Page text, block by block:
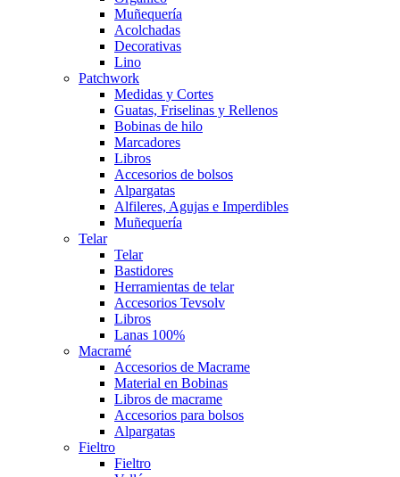
Muñequería
Acolchadas
Decorativas
Lino
Patchwork
Medidas y Cortes
Guatas, Friselinas y Rellenos
Bobinas de hilo
Marcadores
Libros
Accesorios de bolsos
Alpargatas
Alfileres, Agujas e Imperdibles
Muñequería
Telar
Telar
Bastidores
Herramientas de telar
Accesorios Tevsolv
Libros
Lanas 100%
Macramé
Accesorios de Macrame
Material en Bobinas
Libros de macrame
Accesorios para bolsos
Alpargatas
Fieltro
Fieltro